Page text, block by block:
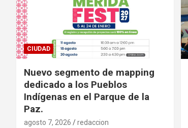
CIUDAD
Nuevo segmento de mapping
dedicado a los Pueblos
Indígenas en el Parque de la
Paz.
agosto 7, 2026 redaccion